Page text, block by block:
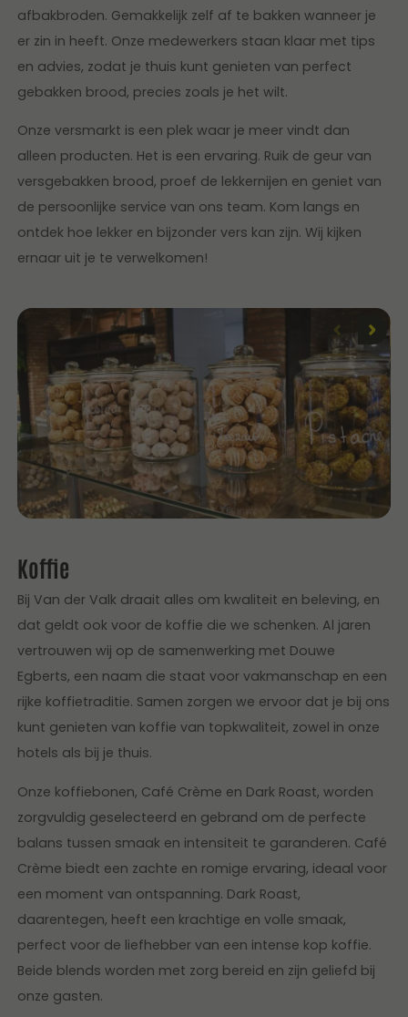
afbakbroden. Gemakkelijk zelf af te bakken wanneer je
er zin in heeft. Onze medewerkers staan klaar met tips
en advies, zodat je thuis kunt genieten van perfect
gebakken brood, precies zoals je het wilt.
Onze versmarkt is een plek waar je meer vindt dan
alleen producten. Het is een ervaring. Ruik de geur van
versgebakken brood, proef de lekkernijen en geniet van
de persoonlijke service van ons team. Kom langs en
ontdek hoe lekker en bijzonder vers kan zijn. Wij kijken
ernaar uit je te verwelkomen!
Koffie
Bij Van der Valk draait alles om kwaliteit en beleving, en
dat geldt ook voor de koffie die we schenken. Al jaren
vertrouwen wij op de samenwerking met Douwe
Egberts, een naam die staat voor vakmanschap en een
rijke koffietraditie. Samen zorgen we ervoor dat je bij ons
kunt genieten van koffie van topkwaliteit, zowel in onze
hotels als bij je thuis.
Onze koffiebonen, Café Crème en Dark Roast, worden
zorgvuldig geselecteerd en gebrand om de perfecte
balans tussen smaak en intensiteit te garanderen. Café
Crème biedt een zachte en romige ervaring, ideaal voor
een moment van ontspanning. Dark Roast,
daarentegen, heeft een krachtige en volle smaak,
perfect voor de liefhebber van een intense kop koffie.
Beide blends worden met zorg bereid en zijn geliefd bij
onze gasten.